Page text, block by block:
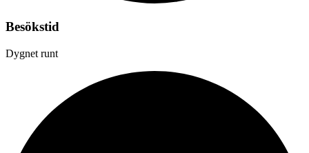
Besökstid
Dygnet runt